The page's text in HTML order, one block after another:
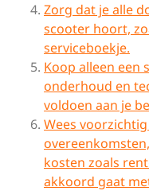
Zorg dat je alle
scooter hoort,
serviceboekje.
Koop alleen een
onderhoud en
voldoen aan je
Wees
kosten zoals
akkoord gaat